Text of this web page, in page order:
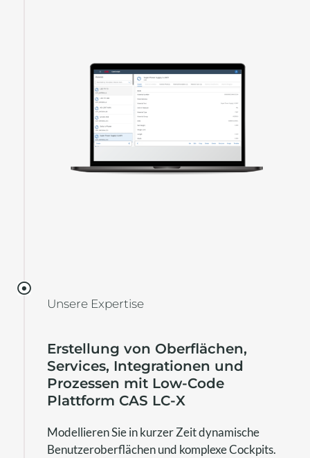
Unsere Expertise
Erstellung von Oberflächen,
Services, Integrationen und
Prozessen mit Low-Code
Plattform CAS LC-X
Modellieren Sie in kurzer Zeit dynamische
Benutzeroberflächen und komplexe Cockpits.